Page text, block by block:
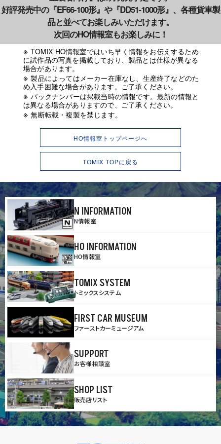
好評発売中の『EF66-100形』や『DD51-1000形』、各種貨車製
品と並べてお楽しみいただけます。
次回のHO情報室もお楽しみに！
TOMIX HO情報室ではいち早く情報をお伝えするため
に試作品の写真を掲載しており、製品とは仕様が異なる
場合があります。
製品によってはメーカー在庫なし、生産終了などのた
め入手困難な場合があります。ご了承ください。
バックナンバーは掲載当時の情報です。最新の情報と
は異なる場合がありますので、ご了承ください。
無断転載・複製を禁じます。
HO情報室トップページへ
TOMIX TOPに戻る
N INFORMATION
N情報室
HO INFORMATION
HO情報室
TOMIX SYSTEM
トミックスシステム
FIRST CAR MUSEUM
ファーストカーミュージアム
SUPPORT
お客様相談室
SHOP LIST
販売店リスト